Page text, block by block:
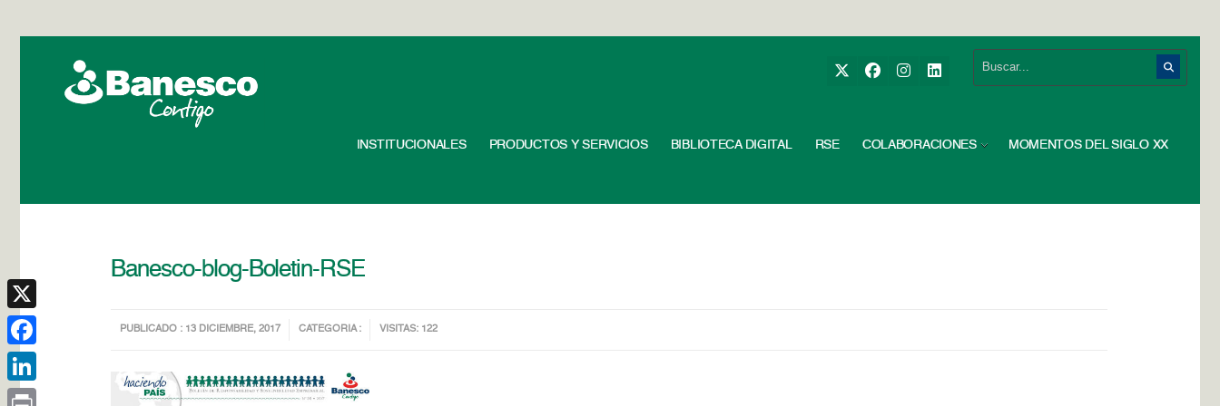
INSTITUCIONALES PRODUCTOS Y SERVICIOS BIBLIOTECA DIGITAL RSE COLABORACIONES MOMENTOS DEL SIGLO XX
Banesco-blog-Boletin-RSE
PUBLICADO : 13 DICIEMBRE, 2017 CATEGORIA : VISITAS: 122
X
Facebook
LinkedIn